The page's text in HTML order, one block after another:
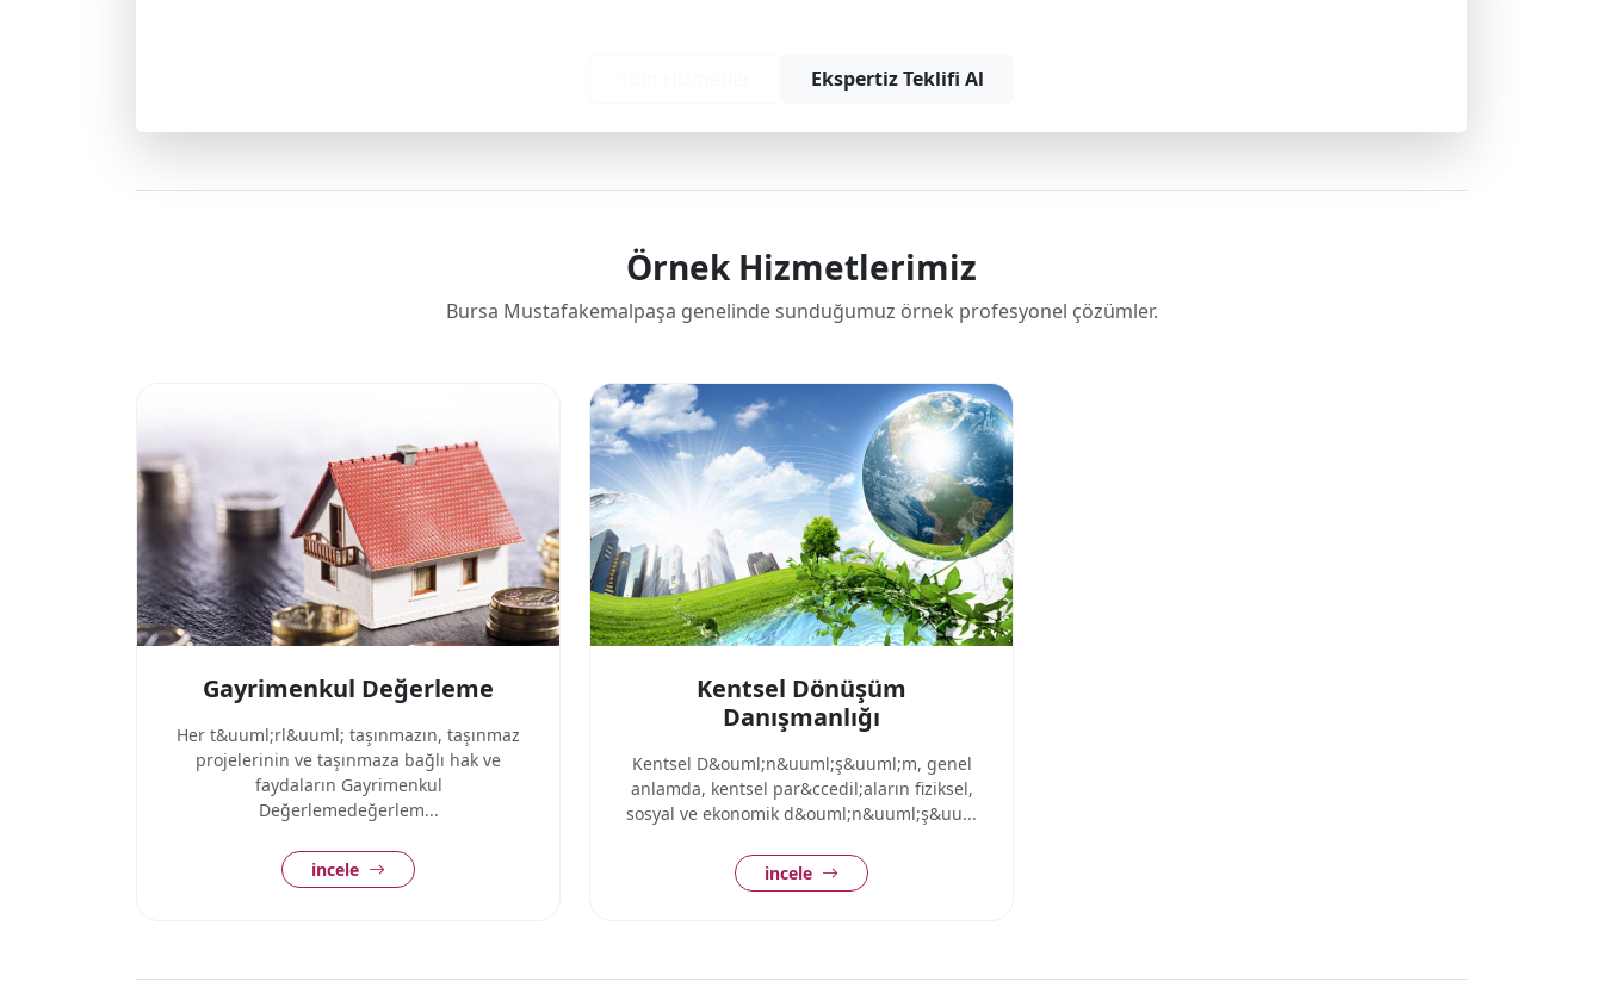
Ekspertiz Teklifi Al
Örnek Hizmetlerimiz
Bursa Mustafakemalpaşa genelinde sunduğumuz örnek profesyonel çözümler.
Gayrimenkul Değerleme
Her t&uuml;rl&uuml; taşınmazın, taşınmaz
projelerinin ve taşınmaza bağlı hak ve
faydaların Gayrimenkul
Değerlemedeğerlem...
incele
Kentsel Dönüşüm
Danışmanlığı
Kentsel D&ouml;n&uuml;ş&uuml;m, genel
anlamda, kentsel par&ccedil;aların fiziksel,
sosyal ve ekonomik d&ouml;n&uuml;ş&uu...
incele